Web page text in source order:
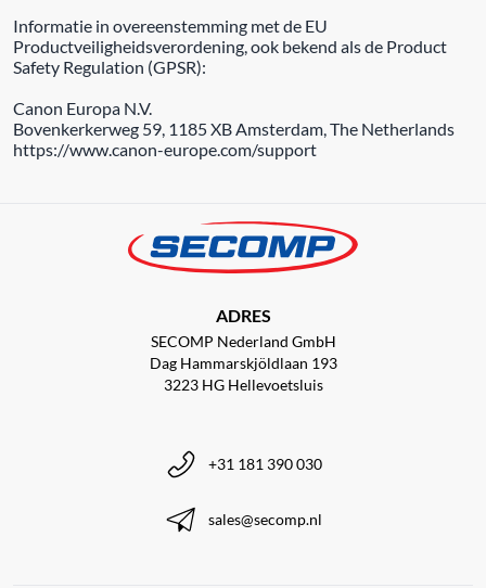
Informatie in overeenstemming met de EU
Productveiligheidsverordening, ook bekend als de Product
Safety Regulation (GPSR):
Canon Europa N.V.
Bovenkerkerweg 59, 1185 XB Amsterdam, The Netherlands
https://www.canon-europe.com/support
ADRES
SECOMP Nederland GmbH
Dag Hammarskjöldlaan 193
3223 HG Hellevoetsluis
+31 181 390 030
sales@secomp.nl